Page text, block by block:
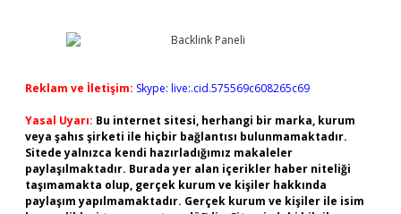
Reklam ve İletişim: Skype: live:.cid.575569c608265c69
Yasal Uyarı: Bu internet sitesi, herhangi bir marka, kurum
veya şahıs şirketi ile hiçbir bağlantısı bulunmamaktadır.
Sitede yalnızca kendi hazırladığımız makaleler
paylaşılmaktadır. Burada yer alan içerikler haber niteliği
taşımamakta olup, gerçek kurum ve kişiler hakkında
paylaşım yapılmamaktadır. Gerçek kurum ve kişiler ile isim